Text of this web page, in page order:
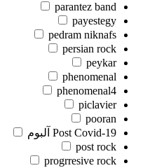
parantez band
payestegy
pedram niknafs
persian rock
peykar
phenomenal
phenomenal4
piclavier
pooran
Post Covid-19 آلبوم
post rock
progrresive rock